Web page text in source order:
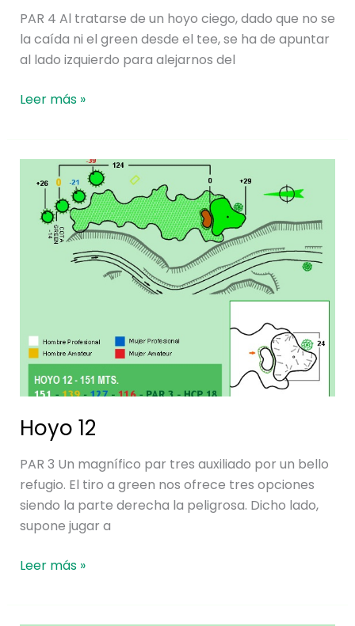
PAR 4 Al tratarse de un hoyo ciego, dado que no se
la caída ni el green desde el tee, se ha de apuntar
al lado izquierdo para alejarnos del
Leer más »
Hoyo 12
PAR 3 Un magnífico par tres auxiliado por un bello
refugio. El tiro a green nos ofrece tres opciones
siendo la parte derecha la peligrosa. Dicho lado,
supone jugar a
Leer más »